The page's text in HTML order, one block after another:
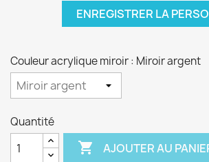
ENREGISTRER LA
Couleur acrylique miroir : Miroir argent
Quantité
 AJOUTER AU